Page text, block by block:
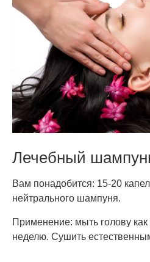
Лечебный
Вам понадобится: 15-20
нейтрального шампуня.
Применение: мыть голову
неделю. Сушить